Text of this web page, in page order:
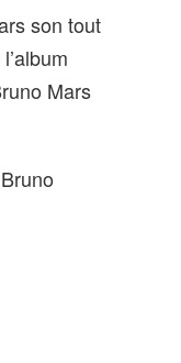
son tout
Mars